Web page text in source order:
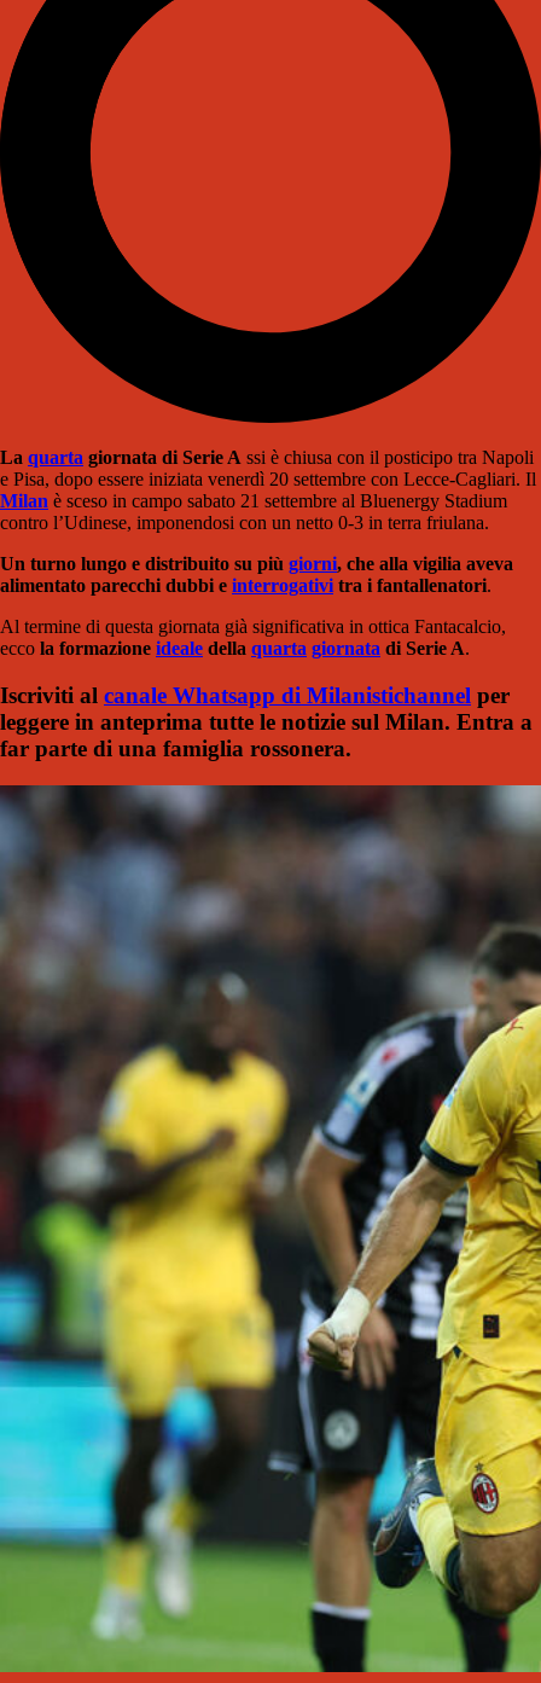
La quarta giornata di Serie A ssi è chiusa con il posticipo tra Napoli
e Pisa, dopo essere iniziata venerdì 20 settembre con Lecce-Cagliari. Il
Milan è sceso in campo sabato 21 settembre al Bluenergy Stadium
contro l’Udinese, imponendosi con un netto 0-3 in terra friulana.
Un turno lungo e distribuito su più giorni, che alla vigilia aveva
alimentato parecchi dubbi e interrogativitra i fantallenatori.
Al termine di questa giornata già significativa in ottica Fantacalcio,
ecco la formazione ideale della quarta giornata di Serie A.
Iscriviti al canale Whatsapp di Milanistichannel per
leggere in anteprima tutte le notizie sul Milan. Entra a
far parte di una famiglia rossonera.